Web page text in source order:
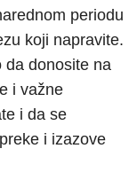
periodu
koji napravite.
da donosite na
i važne
i da se
i izazove